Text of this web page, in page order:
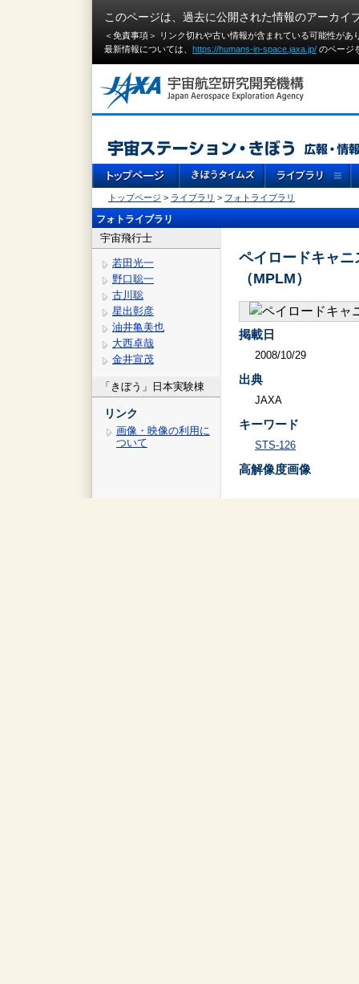
このページは、過去に公開された情報のアーカイ
＜免責事項＞ リンク切れや古い情報が含まれている可能性が
最新情報については、 https://humans-in-space.jaxa.jp/ のページ
トップページ > ライブラリ > フォトライブラリ
フォトライブラリ
宇宙飛行士
若田光一
野口聡一
古川聡
星出彰彦
油井亀美也
大西卓哉
金井宣茂
「きぼう」日本実験棟
リンク
画像・映像の利用に
ついて
ペイロードキャ
（MPLM）
掲載日
2008/10/29
出典
JAXA
キーワード
STS-126
高解像度画像